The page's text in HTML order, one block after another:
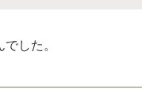
した。